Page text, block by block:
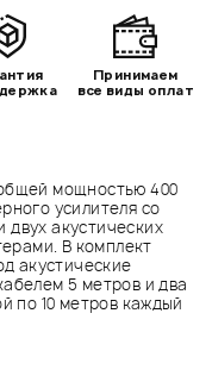
мощностью 400
усилителя со
акустических
В комплект
акустические
5 метров и два
по 10 метров каждый
Принимаем
все виды оплат